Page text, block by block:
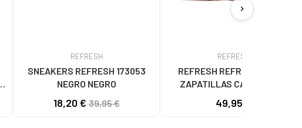
REFRESH
SNEAKERS REFRESH 173053
NEGRO NEGRO
18,20 €39,95 €
REFRESH
REFRESH REFRESH 173104
ZAPATILLAS CASUAL CON
CHUNKY CAMEL
49,95 €
chevron_right